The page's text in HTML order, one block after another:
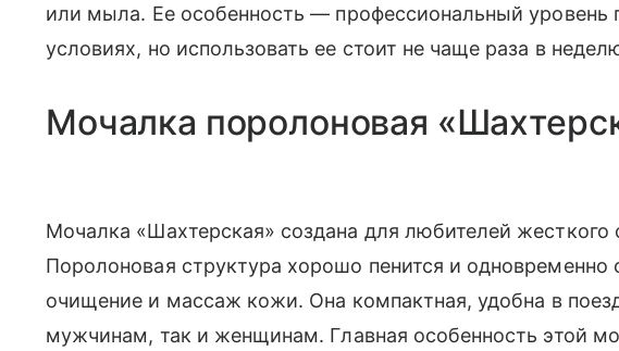
или мыла. Ее особенность — профессиональный уровень
условиях, но использовать ее стоит не чаще раза в
Мочалка поролоновая
Мочалка «Шахтерская» создана для любителей жесткого
Поролоновая структура хорошо пенится и одновременно
очищение и массаж кожи. Она компактная, удобна в
мужчинам, так и женщинам. Главная особенность этой